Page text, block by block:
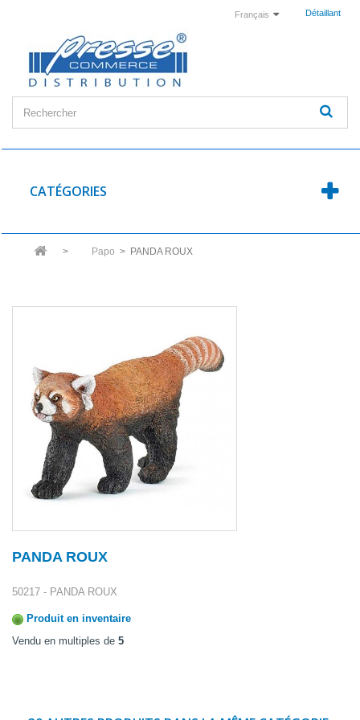
Détaillant
Français
CATÉGORIES
> Papo > PANDA ROUX
PANDA ROUX
50217 - PANDA ROUX
Produit en inventaire
Vendu en multiples de 5